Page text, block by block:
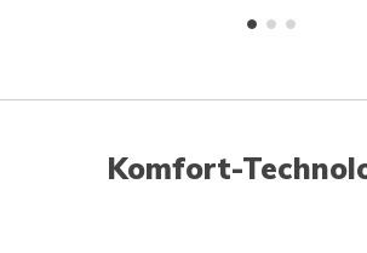
Komfort-